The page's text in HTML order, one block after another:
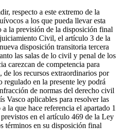
respecto a este extremo de la
a los que pueda llevar esta
a la previsión de la disposición final
Civil, el artículo 3 de la
disposición transitoria tercera
las salas de lo civil y penal de los
carezcan de competencia para
de los recursos extraordinarios por
en la presente ley podrá
de normas del derecho civil
Vasco aplicables para resolver las
la que hace referencia el apartado 1
en el artículo 469 de la Ley
términos en su disposición final